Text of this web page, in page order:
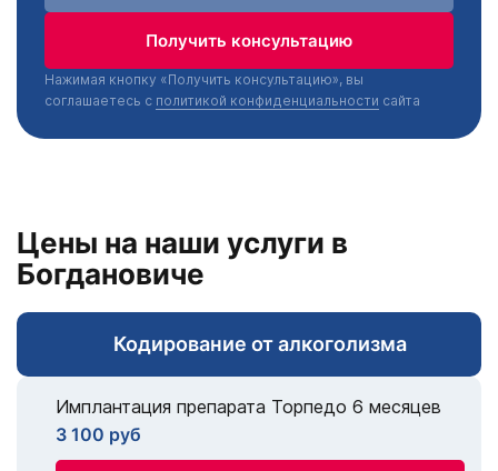
Получить консультацию
Нажимая кнопку «Получить консультацию», вы
соглашаетесь с политикой конфиденциальности сайта
Цены на наши услуги в
Богдановиче
Кодирование от алкоголизма
Имплантация препарата Торпедо 6 месяцев
3 100 руб